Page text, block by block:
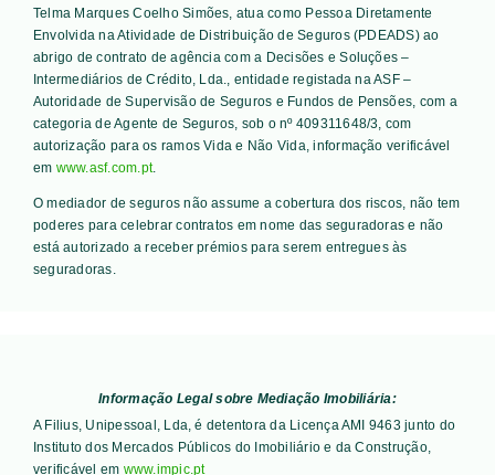
Telma Marques Coelho Simões, atua como Pessoa Diretamente
Envolvida na Atividade de Distribuição de Seguros (PDEADS) ao
abrigo de contrato de agência com a Decisões e Soluções –
Intermediários de Crédito, Lda., entidade registada na ASF –
Autoridade de Supervisão de Seguros e Fundos de Pensões, com a
categoria de Agente de Seguros, sob o nº 409311648/3, com
autorização para os ramos Vida e Não Vida, informação verificável
em www.asf.com.pt.
O mediador de seguros não assume a cobertura dos riscos, não tem
poderes para celebrar contratos em nome das seguradoras e não
está autorizado a receber prémios para serem entregues às
seguradoras.
Informação Legal sobre Mediação Imobiliária:
A Filius, Unipessoal, Lda, é detentora da Licença AMI 9463 junto do
Instituto dos Mercados Públicos do Imobiliário e da Construção,
verificável em www.impic.pt